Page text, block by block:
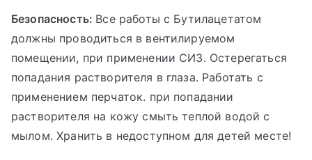
Безопасность: Все работы с Бутилацетатом
должны проводиться в вентилируемом
помещении, при применении СИЗ. Остерегаться
попадания растворителя в глаза. Работать с
применением перчаток. при попадании
растворителя на кожу смыть теплой водой с
мылом. Хранить в недоступном для детей месте!